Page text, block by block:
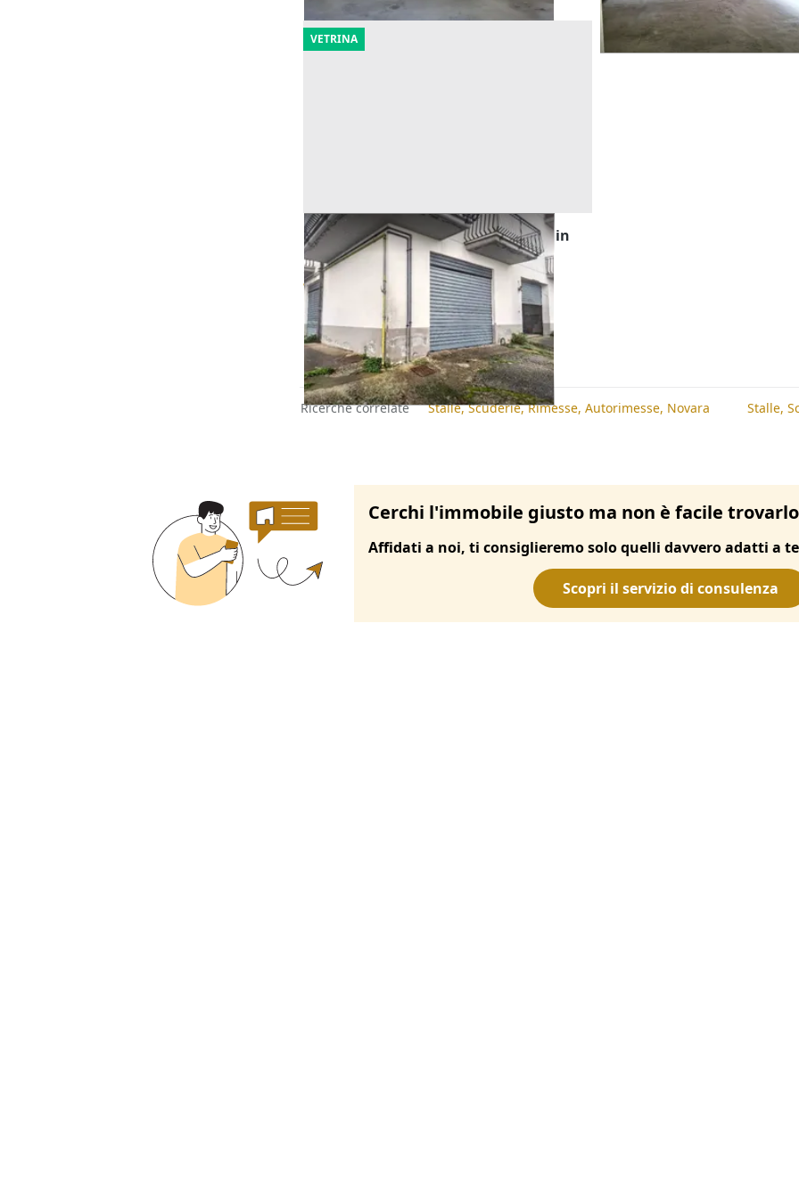
VETRINA
Asta Tre autorimesse seminterrate in
palazzine
Mistretta (Messina)
Offerta minima
76.887 €
23/10/2026
Ricerche correlate Stalle, Scuderie, Rimesse, Autorimesse, Novara Stalle,
Cerchi l'immobile giusto ma non è facile
Affidati a noi, ti consiglieremo solo quelli davvero adatti a te
Scopri il servizio di consulenza